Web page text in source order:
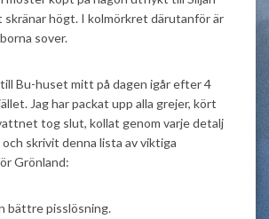
skränar högt. I kolmörkret därutanför är
sover.
till Bu-huset mitt på dagen igår efter 4
Jag har packat upp alla grejer, kört
tog slut, kollat genom varje detalj
skrivit denna lista av viktiga
Grönland:
bättre pisslösning.